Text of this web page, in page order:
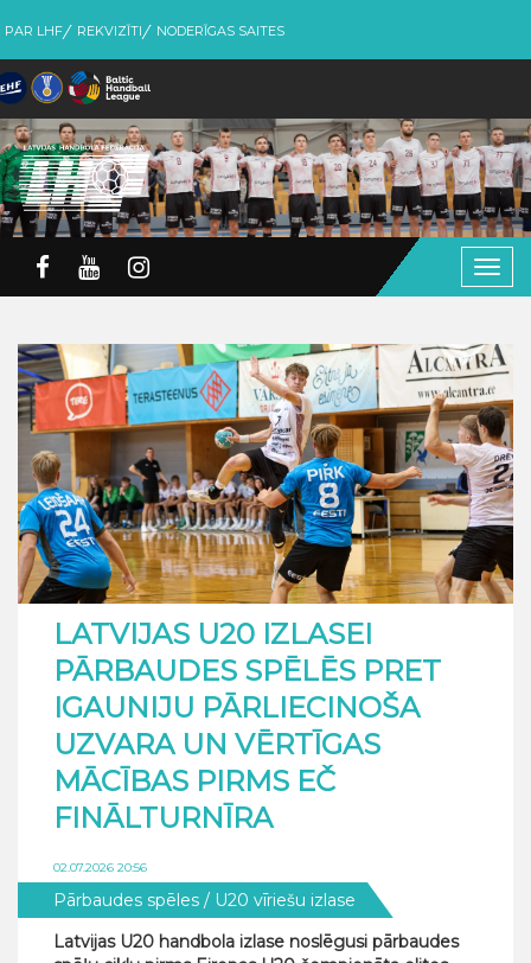
PAR LHF REKVIZĪTI NODERĪGAS SAITES
LATVIJAS U20 IZLASEI
PĀRBAUDES SPĒLĒS PRET
IGAUNIJU PĀRLIECINOŠA
UZVARA UN VĒRTĪGAS
MĀCĪBAS PIRMS EČ
FINĀLTURNĪRA
02.07.2026 20:56
Pārbaudes spēles / U20 vīriešu izlase
Latvijas U20 handbola izlase noslēgusi pārbaudes